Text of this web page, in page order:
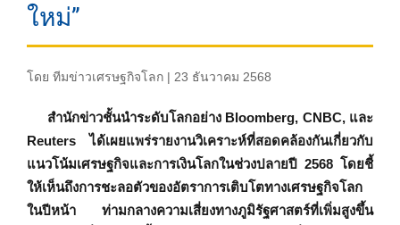
ใหม่”
โดย ทีมข่าวเศรษฐกิจโลก | 23 ธันวาคม 2568
สำนักข่าวชั้นนำระดับโลกอย่าง Bloomberg, CNBC, และ
Reuters ได้เผยแพร่รายงานวิเคราะห์ที่สอดคล้องกันเกี่ยวกับ
แนวโน้มเศรษฐกิจและการเงินโลกในช่วงปลายปี 2568 โดยชี้
ให้เห็นถึงการชะลอตัวของอัตราการเติบโตทางเศรษฐกิจโลก
ในปีหน้า ท่ามกลางความเสี่ยงทางภูมิรัฐศาสตร์ที่เพิ่มสูงขึ้น